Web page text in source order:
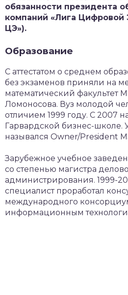
обязанности президента
компаний «Лига Цифровой
ЦЭ»).
Образование
С аттестатом о среднем
без экзаменов приняли на
математический факультет
Ломоносова. Вуз молодой
отличием 1999 году. С 2007
Гарвардской бизнес-школе.
назывался Owner/President
Зарубежное учебное
со степенью магистра
администрирования. 1999-
специалист проработал
международного
информационным